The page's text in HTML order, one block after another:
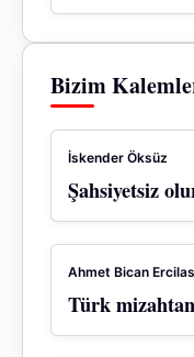
Bizim
İskender Öksüz
Şahsiyetsiz
Ahmet Bican
Türk